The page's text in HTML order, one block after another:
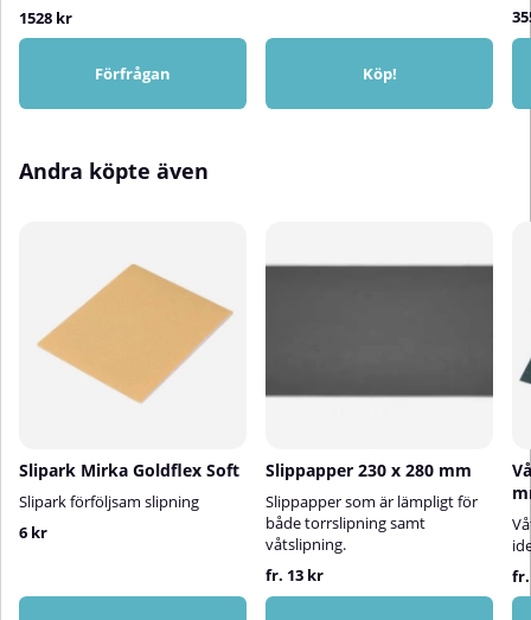
1528 kr
Förfrågan Köp!
Andra köpte även
Slipark Mirka Goldflex Soft
Slipark förföljsam slipning
6 kr
Slippapper 230 x 280 mm
Slippapper som är lämpligt för
både torrslipning samt
våtslipning.
fr. 13 kr
fr.